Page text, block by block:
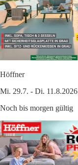
Höffner
Mi. 29.7. - Di. 11.8.2026
Noch bis morgen gültig